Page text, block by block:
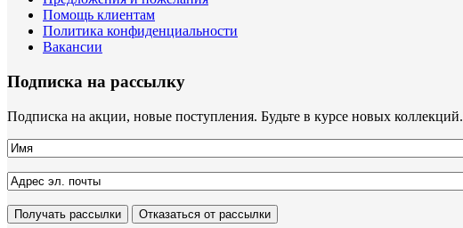
Помощь клиентам
Политика конфиденциальности
Вакансии
Подписка на рассылку
Подписка на акции, новые поступления. Будьте в курсе новых коллекций.